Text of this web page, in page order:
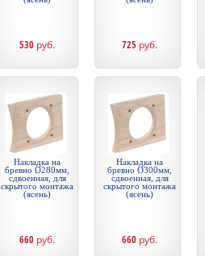
530 руб. 725 руб.
Накладка на
бревно Ø280мм,
сдвоенная, для
скрытого монтажа
(ясень)
660 руб.
Накладка на
бревно Ø300мм,
сдвоенная, для
скрытого монтажа
(ясень)
660 руб.